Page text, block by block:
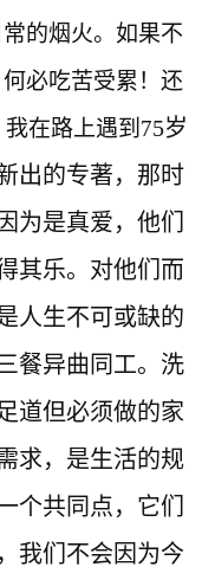
的烟火。如果不
必吃苦受累！还
在路上遇到75岁
出的专著，那时
为是真爱，他们
其乐。对他们而
人生不可或缺的
餐异曲同工。洗
道但必须做的家
求，是生活的规
个共同点，它们
我们不会因为今